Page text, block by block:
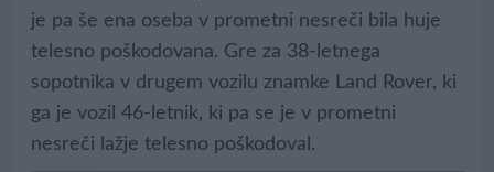
je pa še ena oseba v prometni nesreči bila huje
telesno poškodovana. Gre za 38-letnega
sopotnika v drugem vozilu znamke Land Rover, ki
ga je vozil 46-letnik, ki pa se je v prometni
nesreči lažje telesno poškodoval.